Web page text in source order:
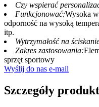
Czy wspierać
Funkcjonować:Wysoka
odporność na wysoką
itp.
Wytrzymałość na
Zakres zastosowania:
sprzęt sportowy
Wyślij do nas e-mail
Szczegóły